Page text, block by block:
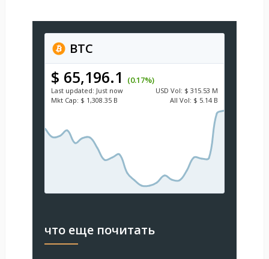
BTC
$ 65,196.1 (0.17%)
Last updated: Just now USD Vol: $ 315.53 M
Mkt Cap: $ 1,308.35 B All Vol: $ 5.14 B
что еще почитать